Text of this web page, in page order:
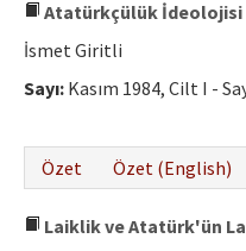
Atatürkçülük İdeolojisi
İsmet Giritli
Sayı: Kasım 1984, Cilt I -
Özet
Özet (English)
Laiklik ve Atatürk'ün